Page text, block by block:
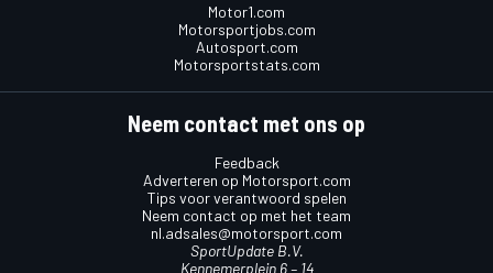
Motor1.com
Motorsportjobs.com
Autosport.com
Motorsportstats.com
Neem contact met ons op
Feedback
Adverteren op Motorsport.com
Tips voor verantwoord spelen
Neem contact op met het team
nl.adsales@motorsport.com
SportUpdate B.V.
Kennemerplein 6 – 14